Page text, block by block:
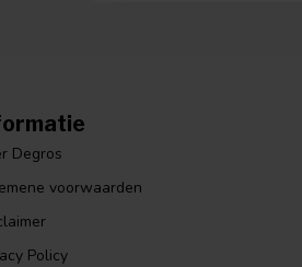
Degros
voorwaarden
Policy